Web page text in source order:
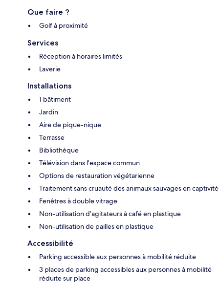
Que faire ?
Golf à proximité
Services
Réception à horaires limités
Laverie
Installations
1 bâtiment
Jardin
Aire de pique-nique
Terrasse
Bibliothèque
Télévision dans l'espace commun
Options de restauration végétarienne
Traitement sans cruauté des animaux sauvages en captivité
Fenêtres à double vitrage
Non-utilisation d’agitateurs à café en plastique
Non-utilisation de pailles en plastique
Accessibilité
Parking accessible aux personnes à mobilité réduite
3 places de parking accessibles aux personnes à mobilité
réduite sur place